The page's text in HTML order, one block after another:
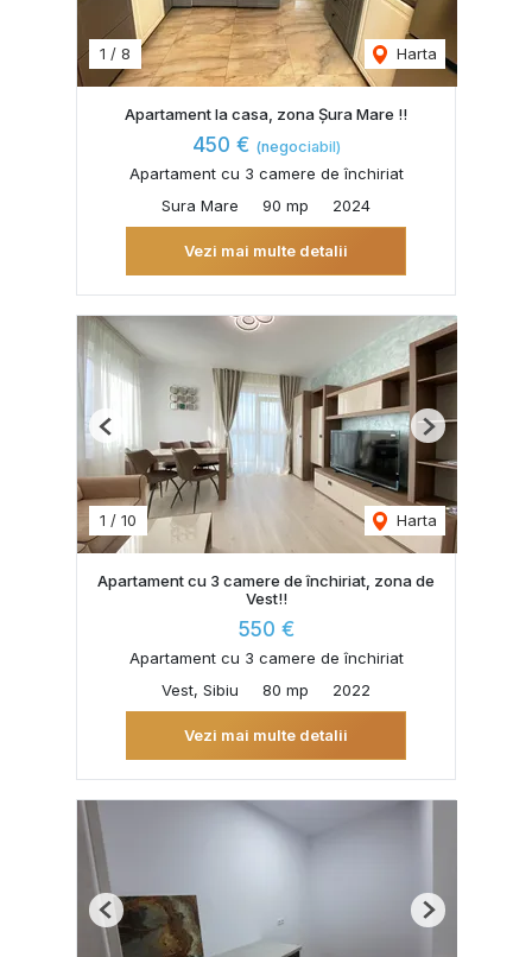
1 / 8 Harta
Apartament la casa, zona Șura Mare !!
450 € (negociabil)
Apartament cu 3 camere de închiriat
Sura Mare
90 mp 2024
Vezi mai multe detalii
1 / 10 Harta
Previous Next
Apartament cu 3 camere de închiriat, zona de
Vest!!
550 €
Apartament cu 3 camere de închiriat
Vest, Sibiu
80 mp 2022
Vezi mai multe detalii
Previous Next